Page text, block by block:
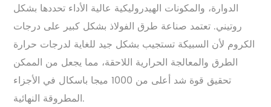
الدوارة، والمكونات الهيدروليكية عالية الأداء تحددها بشكل
روتيني. تعتمد صناعة طرق الفولاذ بشكل كبير على درجات
الكروم لأن السبيكة تستجيب بشكل جيد للغاية لدرجات حرارة
الطرق والمعالجة الحرارية اللاحقة، مما يجعل من الممكن
تحقيق قوة شد أعلى من 1000 ميجا باسكال في الأجزاء
المطروقة النهائية.